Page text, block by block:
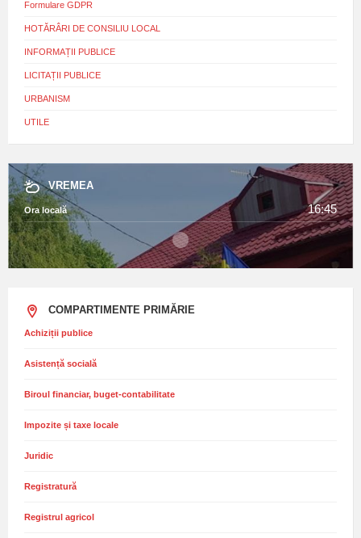
Formulare GDPR
HOTĂRÂRI DE CONSILIU LOCAL
INFORMAȚII PUBLICE
LICITAȚII PUBLICE
URBANISM
UTILE
VREMEA
Ora locală 16:45
COMPARTIMENTE PRIMĂRIE
Achiziții publice
Asistență socială
Biroul financiar, buget-contabilitate
Impozite și taxe locale
Juridic
Registratură
Registrul agricol